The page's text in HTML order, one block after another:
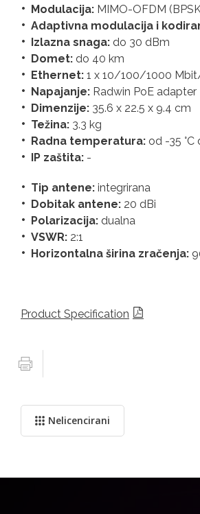
Modulacija: MIMO-OFDM
Adaptivna modulacija i
Izlazna snaga: do 30 dBm
Domet: do 40 km
Ethernet: 1 x 10/100/1000
Napajanje: Radwin PoE adapter
Dimenzije: 35.6 x 22.5 x 9.4 cm
Težina: 3.3 kg
Radna temperatura: od -35 °C
IP zaštita: -
Tip antene: integrirana
Dobitak antene: 20 dBi
Polarizacija: dualna
VSWR: 2:1
Horizontalna širina zračenja:
Product Specification
Nelicencirani